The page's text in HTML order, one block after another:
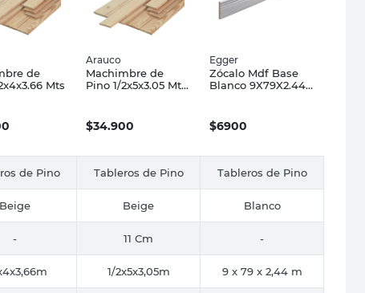
de
Mts
Arauco
Machimbre de
Pino 1/2x5x3.05 Mts
$34.900
Egger
Zócalo Mdf Base
Blanco 9X79X2.44
$6900
de Pino Tableros de Pino Tableros de Pino
Beige Beige Blanco
- 11 Cm -
1/2x5x3,05m 9 x 79 x 2,44 m